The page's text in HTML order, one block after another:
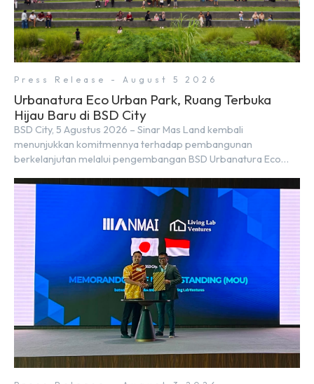
Press Release - August 5 2026
Urbanatura Eco Urban Park, Ruang Terbuka
Hijau Baru di BSD City
BSD City, 5 Agustus 2026 – Sinar Mas Land kembali
menunjukkan komitmennya terhadap pembangunan
berkelanjutan melalui pengembangan BSD Urbanatura Eco
jalur sungai sepanjang 1,5 km yang dikelilingi lanskap tropis
Pathway. Transformasi ini merupakan bagian dari upaya
perusahaan untuk […]